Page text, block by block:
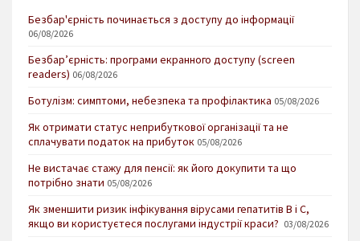
Безбар'єрність починається з доступу до інформації
06/08/2026
Безбар’єрність: програми екранного доступу (screen
readers) 06/08/2026
Ботулізм: симптоми, небезпека та профілактика 05/08/2026
Як отримати статус неприбуткової організації та не
сплачувати податок на прибуток 05/08/2026
Не вистачає стажу для пенсії: як його докупити та що
потрібно знати 05/08/2026
Як зменшити ризик інфікування вірусами гепатитів В і С,
якщо ви користуєтеся послугами індустрії краси? 03/08/2026